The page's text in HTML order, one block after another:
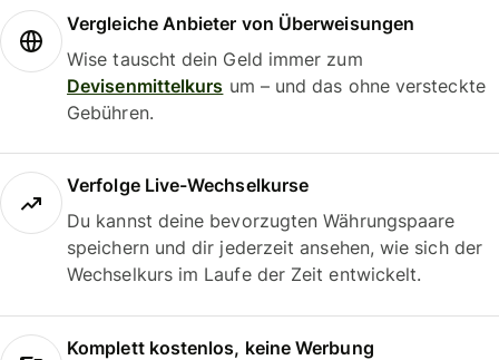
Vergleiche Anbieter von Überweisungen
Wise tauscht dein Geld immer zum
Devisenmittelkurs um – und das ohne versteckte
Gebühren.
Verfolge Live-Wechselkurse
Du kannst deine bevorzugten Währungspaare
speichern und dir jederzeit ansehen, wie sich der
Wechselkurs im Laufe der Zeit entwickelt.
Komplett kostenlos, keine Werbung